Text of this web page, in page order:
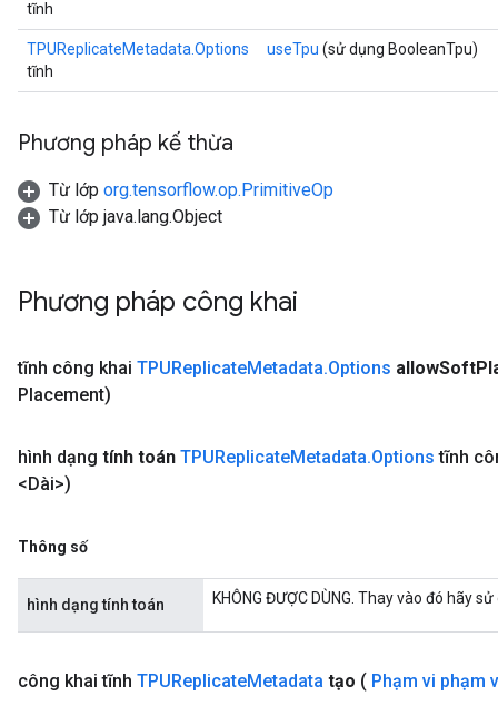
tĩnh
TPUReplicateMetadata.Options
tĩnh
useTpu (sử dụng BooleanTpu)
Phương pháp kế thừa
Từ lớp org.tensorflow.op.PrimitiveOp
Từ lớp java.lang.Object
Phương pháp công khai
tĩnh công khai TPUReplicateMetadata.Options allowSoft
Placement)
hình dạng tính toán TPUReplicateMetadata.Options tĩnh
<Dài>)
Thông số
hình dạng tính toán KHÔNG ĐƯỢC DÙNG. Thay vào đó hãy
công khai tĩnh TPUReplicateMetadata tạo ( Phạm vi phạm